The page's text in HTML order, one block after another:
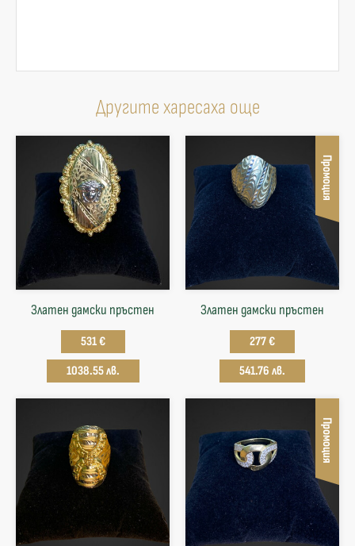
Другите харесаха още
Златен дамски пръстен
531 €
1038.55 лв.
Промоция
Златен дамски пръстен
277 €
541.76 лв.
Промоция